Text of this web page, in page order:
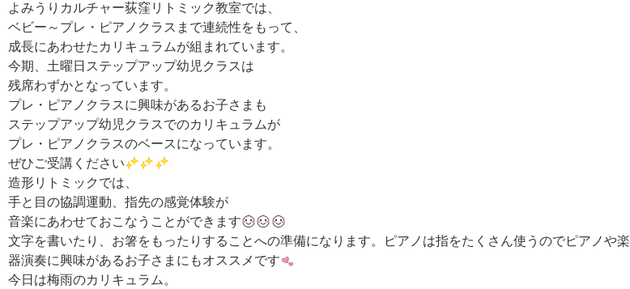
よみうりカルチャー荻窪リトミック教室では、
ベビー～プレ・ピアノクラスまで連続性をもって、
成長にあわせたカリキュラムが組まれています。
今期、土曜日ステップアップ幼児クラスは
残席わずかとなっています。
プレ・ピアノクラスに興味があるお子さまも
ステップアップ幼児クラスでのカリキュラムが
プレ・ピアノクラスのベースになっています。
ぜひご受講ください
造形リトミックでは、
手と目の協調運動、指先の感覚体験が
音楽にあわせておこなうことができます
文字を書いたり、お箸をもったりすることへの準備になります。ピアノは指をたくさん使うのでピアノや楽
器演奏に興味があるお子さまにもオススメです
今日は梅雨のカリキュラム。